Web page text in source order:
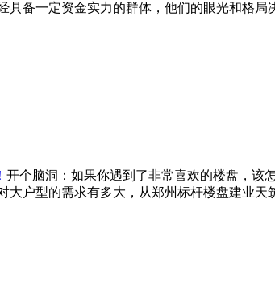
备一定资金实力的群体，他们的眼光和格局
开个脑洞：如果你遇到了非常喜欢的楼盘，该
户型的需求有多大，从郑州标杆楼盘建业